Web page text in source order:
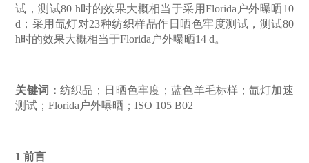
试，测试80 h时的效果大概相当于采用Florida 户外曝晒10
d ；采用氙灯对23种纺织样品作日晒色牢度测试，测试80
h时的效果大概相当于Florida 户外曝晒14 d。
关键词： 纺织品；日晒色牢度；蓝色羊毛标样；氙灯加速
测试；Florida 户外曝晒；ISO 105 B02
1 前言